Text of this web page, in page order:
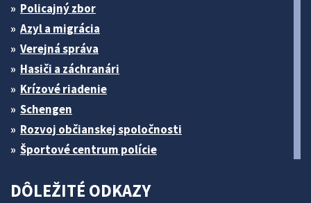
Policajný zbor
Azyl a migrácia
Verejná správa
Hasiči a záchranári
Krízové riadenie
Schengen
Rozvoj občianskej spoločnosti
Športové centrum polície
DÔLEŽITÉ ODKAZY